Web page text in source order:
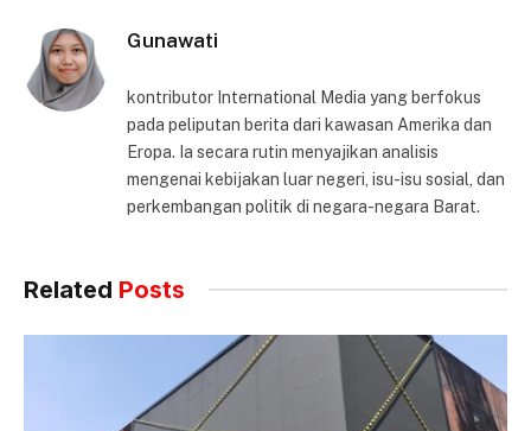
Gunawati
kontributor International Media yang berfokus
pada peliputan berita dari kawasan Amerika dan
Eropa. Ia secara rutin menyajikan analisis
mengenai kebijakan luar negeri, isu-isu sosial, dan
perkembangan politik di negara-negara Barat.
Related Posts